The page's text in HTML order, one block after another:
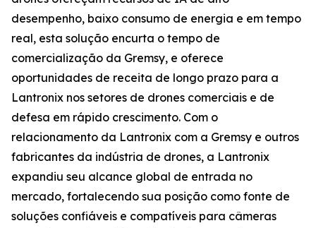
desempenho, baixo consumo de energia e em tempo
real, esta solução encurta o tempo de
comercialização da Gremsy, e oferece
oportunidades de receita de longo prazo para a
Lantronix nos setores de drones comerciais e de
defesa em rápido crescimento. Com o
relacionamento da Lantronix com a Gremsy e outros
fabricantes da indústria de drones, a Lantronix
expandiu seu alcance global de entrada no
mercado, fortalecendo sua posição como fonte de
soluções confiáveis e compatíveis para câmeras